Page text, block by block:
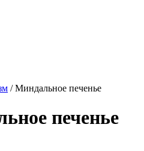
/ Миндальное печенье
печенье